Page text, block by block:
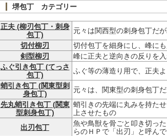
堺包丁 カテゴリー
正夫 (柳刃包丁・刺身
包丁)
元々は関西型の刺身包丁だ
切付柳刃
切付包丁を細身にし、峰に
剣型柳刃
峰に正夫と逆向きの反りを
ふぐ引き包丁 (てっさ
包丁)
ふぐ等の薄造り用で、正夫
蛸引き包丁 (関東型刺
身包丁)
元々は、関東型の刺身包丁
先丸蛸引き包丁 (関東
型刺身包丁)
蛸引きの先端に丸みを持た
上させたもの
出刃包丁
魚や鳥獣を骨ごと叩き切っ
らのＨＰで「出刃」と呼ん